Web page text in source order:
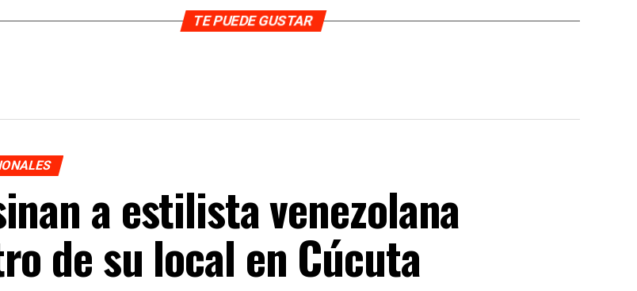
TE PUEDE GUSTAR
a estilista venezolana
de su local en Cúcuta